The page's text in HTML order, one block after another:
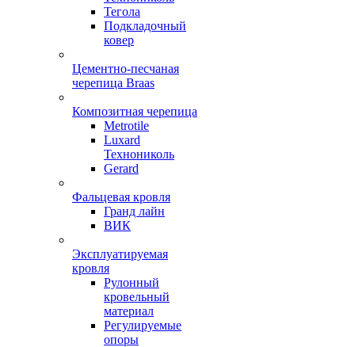
Тегола
Подкладочный
ковер
Цементно-песчаная
черепица Braas
Композитная черепица
Metrotile
Luxard
Технониколь
Gerard
Фальцевая кровля
Гранд лайн
ВИК
Эксплуатируемая
кровля
Рулонный
кровельный
материал
Регулируемые
опоры